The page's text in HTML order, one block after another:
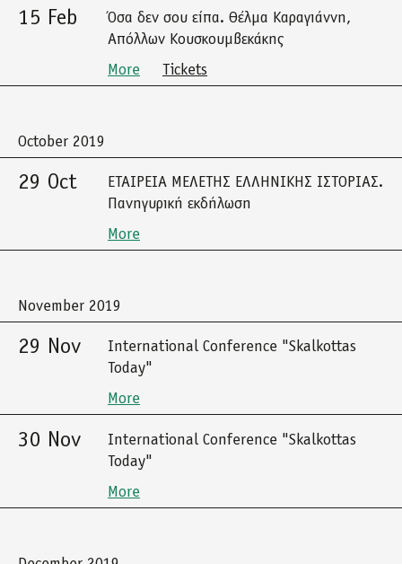
15 Feb
Όσα δεν σου είπα. Θέλμα Καραγιάννη,
Απόλλων Κουσκουμβεκάκης
More
Tickets
October 2019
29 Oct
ΕΤΑΙΡΕΙΑ ΜΕΛΕΤΗΣ ΕΛΛΗΝΙΚΗΣ ΙΣΤΟΡΙΑΣ.
Πανηγυρική εκδήλωση
More
November 2019
29 Nov
International Conference "Skalkottas
Today"
More
30 Nov
International Conference "Skalkottas
Today"
More